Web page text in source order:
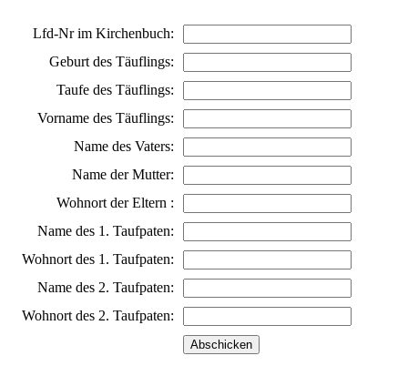
Lfd-Nr im Kirchenbuch:
Geburt des Täuflings:
Taufe des Täuflings:
Vorname des Täuflings:
Name des Vaters:
Name der Mutter:
Wohnort der Eltern :
Name des 1. Taufpaten:
Wohnort des 1. Taufpaten:
Name des 2. Taufpaten:
Wohnort des 2. Taufpaten: